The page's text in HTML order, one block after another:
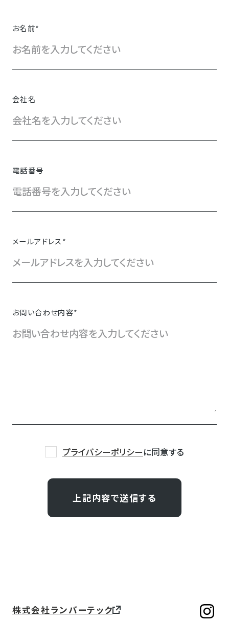
お名前*
会社名
電話番号
メールアドレス*
お問い合わせ内容*
プライバシーポリシーに同意する
株式会社ランバーテック